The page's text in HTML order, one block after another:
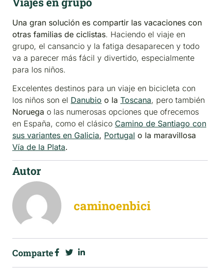
Una gran solución es compartir las vacaciones con
otras familias de ciclistas. Haciendo el viaje en
grupo, el cansancio y la fatiga desaparecen y todo
va a parecer más fácil y divertido, especialmente
para los niños.
Excelentes destinos para un viaje en bicicleta con
los niños son el Danubio o la Toscana, pero también
Noruega o las numerosas opciones que ofrecemos
en España, como el clásico Camino de Santiago con
sus variantes en Galicia, Portugal o la maravillosa
Vía de la Plata.
Autor
caminoenbici
Comparte